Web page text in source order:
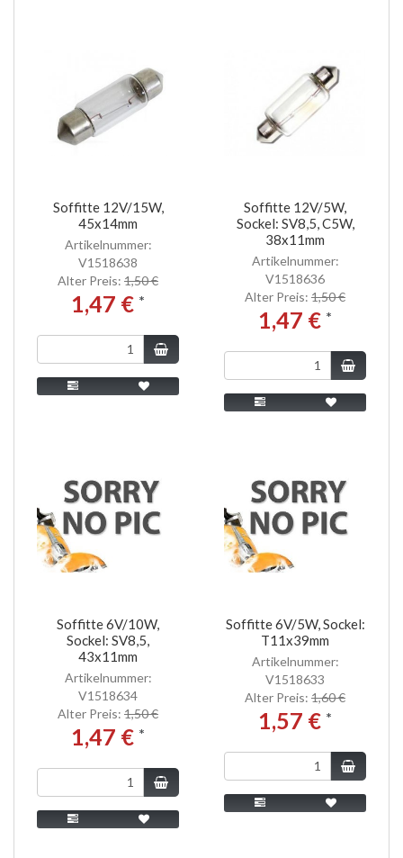
Soffitte 12V/15W,
45x14mm
Artikelnummer:
V1518638
Alter Preis: 1,50 €
1,47 € *
Soffitte 12V/5W,
Sockel: SV8,5, C5W,
38x11mm
Artikelnummer:
V1518636
Alter Preis: 1,50 €
1,47 € *
Soffitte 6V/10W,
Sockel: SV8,5,
43x11mm
Artikelnummer:
V1518634
Alter Preis: 1,50 €
1,47 € *
Soffitte 6V/5W, Sockel:
T11x39mm
Artikelnummer:
V1518633
Alter Preis: 1,60 €
1,57 € *